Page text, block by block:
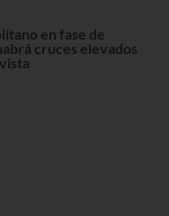
en fase de
cruces elevados